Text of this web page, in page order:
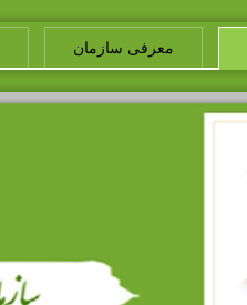
معرفی سازمان